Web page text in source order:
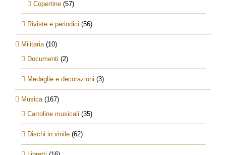
Copertine (57)
Riviste e periodici (56)
Militaria (10)
Documenti (2)
Medaglie e decorazioni (3)
Musica (167)
Cartoline musicali (35)
Dischi in vinile (62)